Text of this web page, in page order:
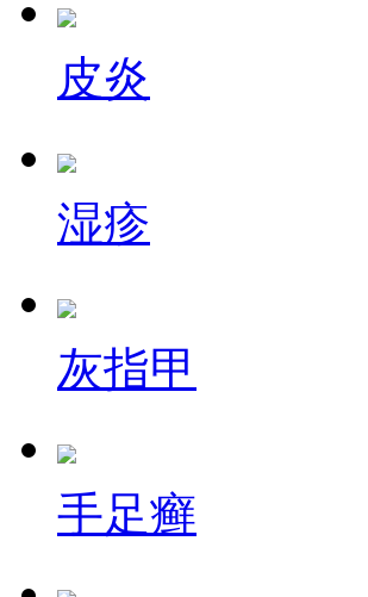
皮炎
湿疹
灰指甲
手足癣